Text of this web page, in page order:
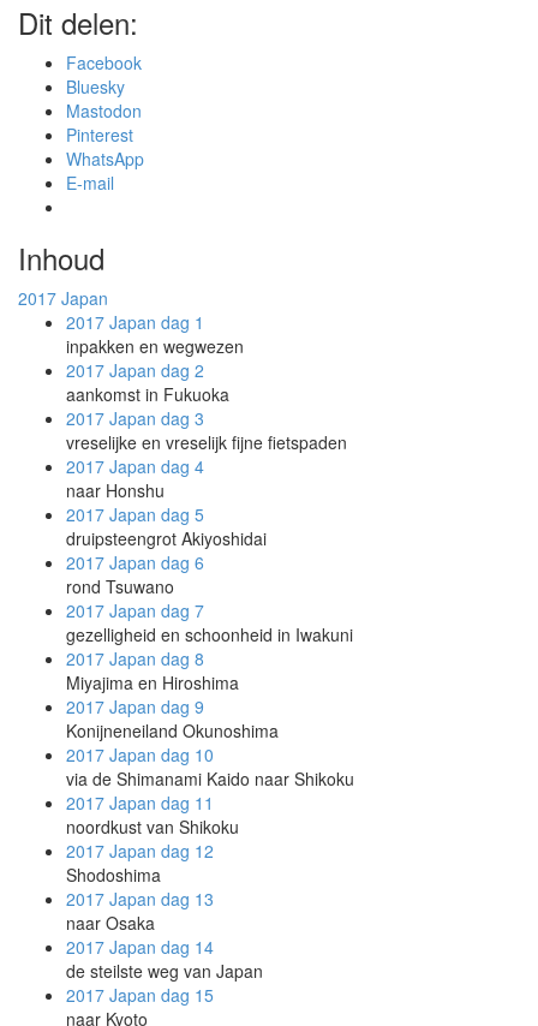
Dit delen:
Facebook
Bluesky
Mastodon
Pinterest
WhatsApp
E-mail
Inhoud
2017 Japan
2017 Japan dag 1
inpakken en wegwezen
2017 Japan dag 2
aankomst in Fukuoka
2017 Japan dag 3
vreselijke en vreselijk fijne fietspaden
2017 Japan dag 4
naar Honshu
2017 Japan dag 5
druipsteengrot Akiyoshidai
2017 Japan dag 6
rond Tsuwano
2017 Japan dag 7
gezelligheid en schoonheid in Iwakuni
2017 Japan dag 8
Miyajima en Hiroshima
2017 Japan dag 9
Konijneneiland Okunoshima
2017 Japan dag 10
via de Shimanami Kaido naar Shikoku
2017 Japan dag 11
noordkust van Shikoku
2017 Japan dag 12
Shodoshima
2017 Japan dag 13
naar Osaka
2017 Japan dag 14
de steilste weg van Japan
2017 Japan dag 15
naar Kyoto